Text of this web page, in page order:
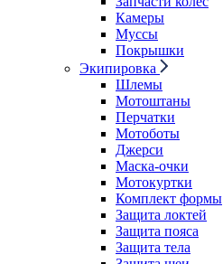
Камеры
Муссы
Покрышки
Экипировка
Шлемы
Мотоштаны
Перчатки
Мотоботы
Джерси
Маска-очки
Мотокуртки
Комплект формы
Защита локтей
Защита пояса
Защита тела